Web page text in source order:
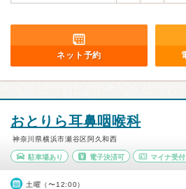
ネット予約
おとりら耳鼻咽喉科
神奈川県横浜市瀬谷区阿久和西
駐車場あり 電子決済可 マイナ受付
土曜（〜12:00）